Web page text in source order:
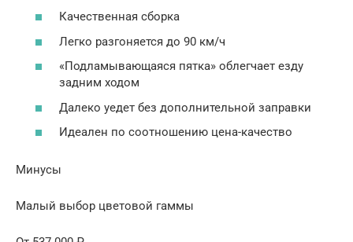
Качественная сборка
Легко разгоняется до 90 км/ч
«Подламывающаяся пятка» облегчает езду
задним ходом
Далеко уедет без дополнительной заправки
Идеален по соотношению цена-качество
Минусы
Малый выбор цветовой гаммы